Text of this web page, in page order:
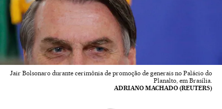
Jair Bolsonaro durante cerimônia de promoção de generais no Palácio do
Planalto, em Brasília.
ADRIANO MACHADO (REUTERS)